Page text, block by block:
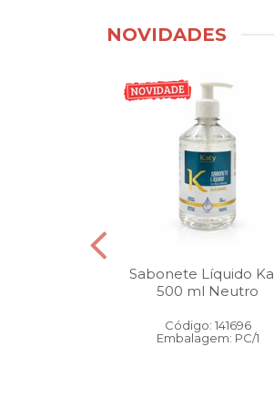
NOVIDADES
Sabonete Líquido
500 ml Neutro
Código: 141696
Embalagem: PC/1